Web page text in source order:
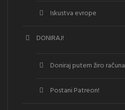
Iskustva evrope
DONIRAJ!
Doniraj putem žiro računa
Postani Patreon!